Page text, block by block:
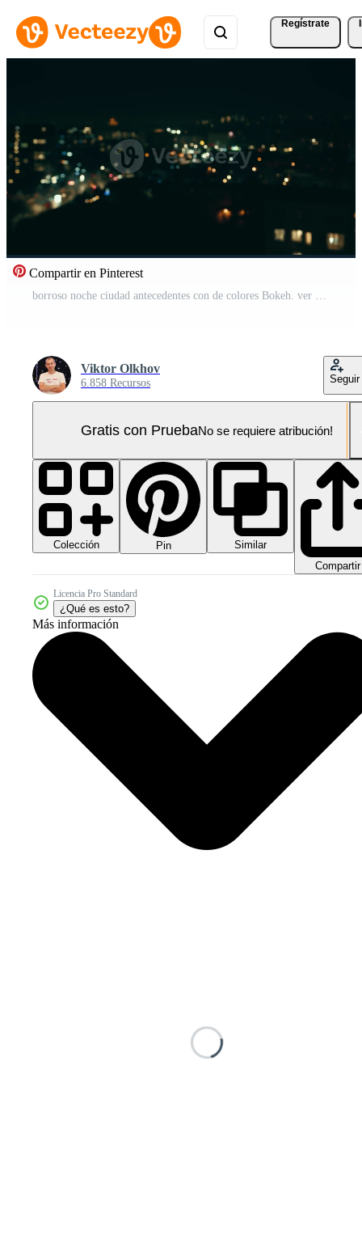
Regístrate
Compartir en Pinterest
borroso noche ciudad antecedentes con de colores Bokeh. ver de el ciudad desde un altura fuera de enfocar. Vídeo Pro
Viktor Olkhov
6.858 Recursos Seguir
Gratis con PruebaNo se requiere atribución!
Colección Pin
Similar
Compartir
Licencia Pro Standard
¿Qué es esto?
Más información